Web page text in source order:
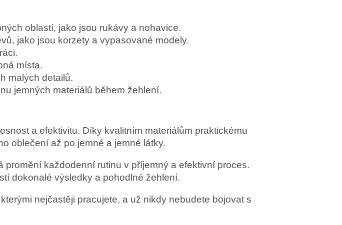
oblastí, jako jsou rukávy a nohavice.
jako jsou korzety a vypasované modely.
místa.
malých detailů.
jemných materiálů během žehlení.
a efektivitu. Díky kvalitním materiálům praktickému
oblečení až po jemné a jemné látky.
promění každodenní rutinu v příjemný a efektivní proces.
dokonalé výsledky a pohodlné žehlení.
nejčastěji pracujete, a už nikdy nebudete bojovat s